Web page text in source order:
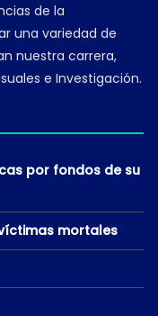
de la
una variedad de
nuestra carrera,
e Investigación.
por fondos de su
mortales